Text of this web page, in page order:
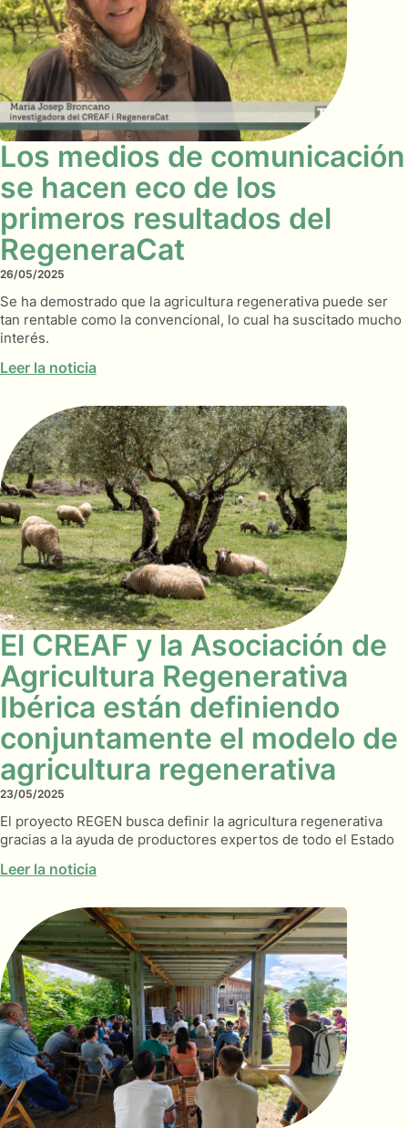
Los medios de comunicación
se hacen eco de los
primeros resultados del
RegeneraCat
26/05/2025
Se ha demostrado que la agricultura regenerativa puede ser
tan rentable como la convencional, lo cual ha suscitado mucho
interés.
Leer la noticia
El CREAF y la Asociación de
Agricultura Regenerativa
Ibérica están definiendo
conjuntamente el modelo de
agricultura regenerativa
23/05/2025
El proyecto REGEN busca definir la agricultura regenerativa
gracias a la ayuda de productores expertos de todo el Estado
Leer la noticia